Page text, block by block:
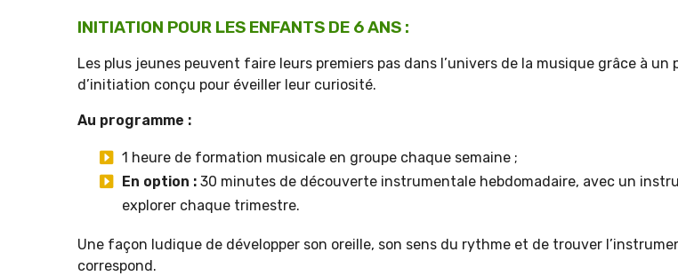
INITIATION POUR LES ENFANTS DE 6 ANS :
Les plus jeunes peuvent faire leurs premiers pas dans l’univers de la musique grâce à un
d’initiation conçu pour éveiller leur curiosité.
Au programme :
1 heure de formation musicale en groupe chaque semaine ;
En option : 30 minutes de découverte instrumentale hebdomadaire, avec un
explorer chaque trimestre.
Une façon ludique de développer son oreille, son sens du rythme et de trouver
correspond.